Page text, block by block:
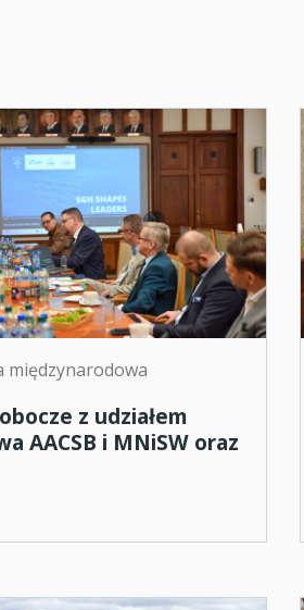
międzynarodowa
z udziałem
AACSB i MNiSW oraz